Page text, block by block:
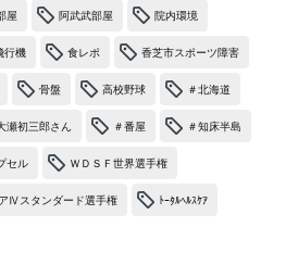
屋 阿武武部屋 院内環境
行機 食レポ 香芝市スポーツ障害
骨盤 高校野球 ＃北海道
瀬初三郎さん ＃番屋 ＃知床半島
セル ＷＤＳＦ世界選手権
Ⅳスタンダード選手権 ﾄｰﾀﾙﾍﾙｽｹｱ